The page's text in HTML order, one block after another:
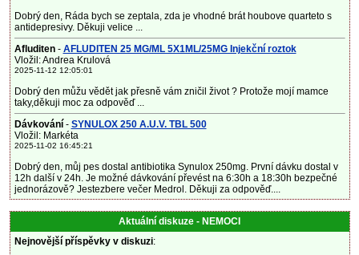
Dobrý den, Ráda bych se zeptala, zda je vhodné brát houbove quarteto s
antidepresivy. Děkuji velice ...
Afluditen- AFLUDITEN 25 MG/ML 5X1ML/25MG Injekční roztok
Vložil: Andrea Krulová
2025-11-12 12:05:01
Dobrý den můžu vědět jak přesně vám zničil život ? Protože mojí mamce
taky,děkuji moc za odpověď ...
Dávkování - SYNULOX 250 A.U.V. TBL 500
Vložil: Markéta
2025-11-02 16:45:21
Dobrý den, můj pes dostal antibiotika Synulox 250mg. První dávku dostal v
12h další v 24h. Je možné dávkování převést na 6:30h a 18:30h bezpečné
jednorázově? Jestezbere večer Medrol. Děkuji za odpověď....
Aktuální diskuze - NEMOCI
Nejnovější příspěvky v diskuzi: